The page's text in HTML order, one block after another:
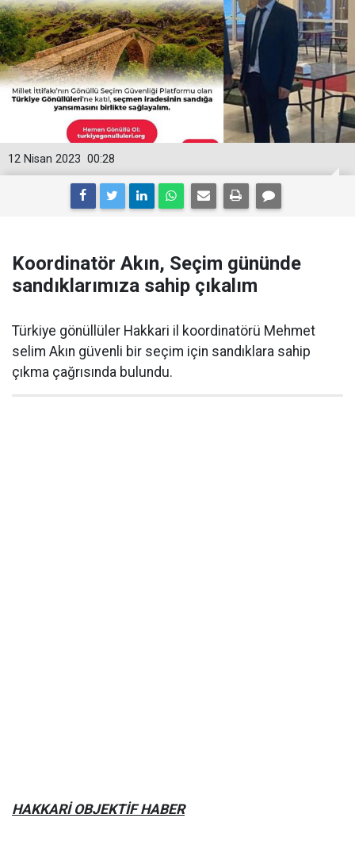
00:28
12 Nisan 2023
Koordinatör Akın, Seçim gününde
sandıklarımıza sahip çıkalım
Türkiye gönüllüler Hakkari il koordinatörü Mehmet
selim Akın güvenli bir seçim için sandıklara sahip
çıkma çağrısında bulundu.
HAKKARİ OBJEKTİF HABER